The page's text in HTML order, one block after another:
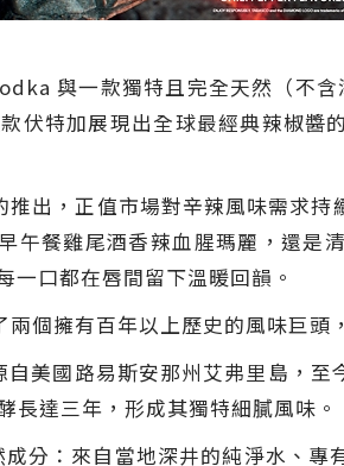
與一款獨特且完全天然（不
伏特加展現出全球最經典辣椒
推出，正值市場對辛辣風味需求
午餐雞尾酒香辣血腥瑪麗，還是
口都在唇間留下溫暖回韻。
個擁有百年以上歷史的風味巨頭
自美國路易斯安那州艾弗里島，
長達三年，形成其獨特細膩風味。
分：來自當地深井的純淨水、專